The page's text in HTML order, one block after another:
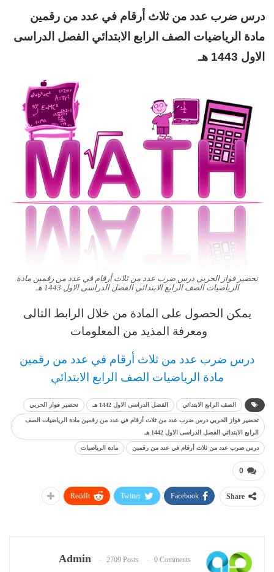
درس ضرب عدد من ثلاث أرقام في عدد من رقمين
مادة الرياضيات الصف الرابع الابتدائي الفصل الدراسى
الاول 1443 هـ
تحضير فواز الحربي درس ضرب عدد من ثلاث أرقام في عدد من رقمين مادة
الرياضيات الصف الرابع الابتدائي الفصل الدراسى الاول 1443 هـ
يمكن الحصول على المادة من خلال الرابط التالى
ومعرفة المذيد من المعلومات
درس ضرب عدد من ثلاث أرقام في عدد من رقمين
مادة الرياضيات الصف الرابع الابتدائي
الصف الرابع الابتدائي الفصل الدراسى الاول 1442 هـ تحضير فواز الحربي
تحضير فواز الحربي درس ضرب عدد من ثلاث أرقام في عدد من رقمين مادة الرياضيات الصف
الرابع الابتدائي الفصل الدراسى الاول 1442 هـ
درس ضرب عدد من ثلاث أرقام في عدد من رقمين مادة الرياضيات
0
Share
Facebook
Twitter
ReddIt
Admin 2709 Posts 0 Comments